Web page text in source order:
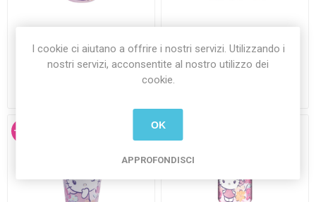
€2,50 Iva inclusa €9,90 Iva inclusa
-26%
I cookie ci aiutano a offrire i nostri servizi. Utilizzando i
nostri servizi, acconsentite al nostro utilizzo dei
cookie.
OK
APPROFONDISCI